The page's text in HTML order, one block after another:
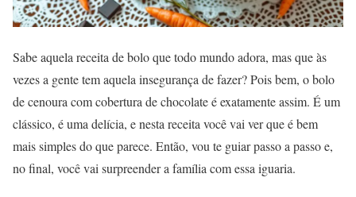
Sabe aquela receita de bolo que todo mundo adora, mas que às
vezes a gente tem aquela insegurança de fazer? Pois bem, o bolo
de cenoura com cobertura de chocolate é exatamente assim. É um
clássico, é uma delícia, e nesta receita você vai ver que é bem
mais simples do que parece. Então, vou te guiar passo a passo e,
no final, você vai surpreender a família com essa iguaria.